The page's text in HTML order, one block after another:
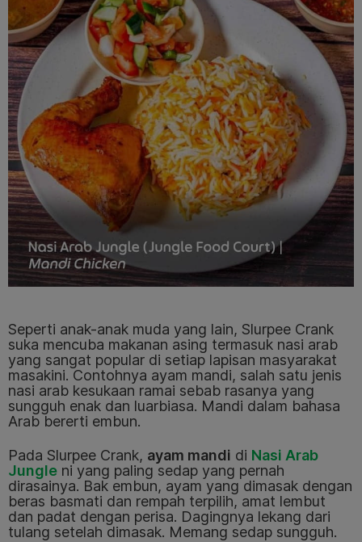
Seperti anak-anak muda yang lain, Slurpee Crank
suka mencuba makanan asing termasuk nasi arab
yang sangat popular di setiap lapisan masyarakat
masakini. Contohnya ayam mandi, salah satu jenis
nasi arab kesukaan ramai sebab rasanya yang
sungguh enak dan luarbiasa. Mandi dalam bahasa
Arab bererti embun.
Pada Slurpee Crank, ayam mandi di Nasi Arab
Jungle ni yang paling sedap yang pernah
dirasainya. Bak embun, ayam yang dimasak dengan
beras basmati dan rempah terpilih, amat lembut
dan padat dengan perisa. Dagingnya lekang dari
tulang setelah dimasak. Memang sedap sungguh.